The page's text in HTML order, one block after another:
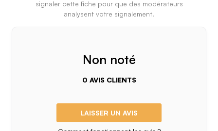
signaler cette fiche pour que des modérateurs
analysent votre signalement.
Non noté
0 AVIS CLIENTS
LAISSER UN AVIS